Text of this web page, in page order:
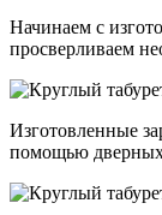
Начинаем с
просверливаем
Изготовленные
помощью дверных